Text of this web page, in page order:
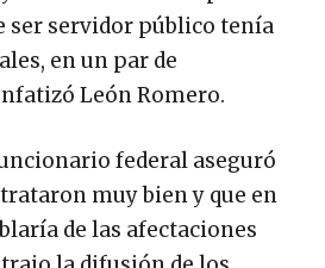
ser servidor público tenía
en un par de
León Romero.
federal aseguró
muy bien y que en
de las afectaciones
la difusión de los